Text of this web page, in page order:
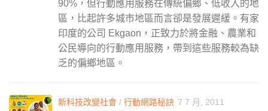
90%，但行動應用服務在傳統偏鄉、低收入的地
區，比起許多城市地區而言卻是發展遲緩。有家
印度的公司 Ekgaon，正致力於將金融、農業和
公民導向的行動應用服務，帶到這些服務較為缺
乏的偏鄉地區。
新科技改變社會 / 行動網路秘訣 7 7 月, 2011